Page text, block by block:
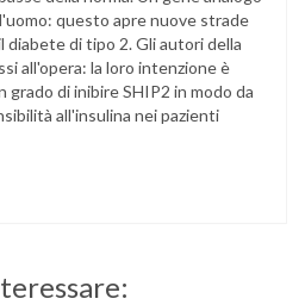
questo apre nuove strade
diabete di tipo 2. Gli autori della
all'opera: la loro intenzione è
grado di inibire SHIP2 in modo da
all'insulina nei pazienti